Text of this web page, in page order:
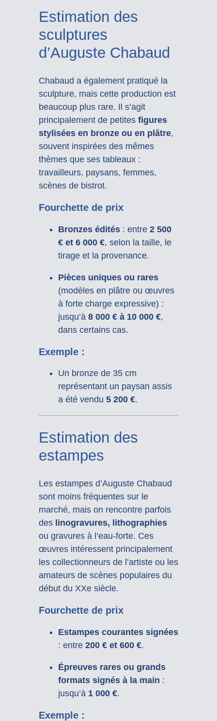
Estimation des
sculptures
d’Auguste Chabaud
Chabaud a également pratiqué la
sculpture, mais cette production est
beaucoup plus rare. Il s’agit
principalement de petites figures
stylisées en bronze ou en plâtre,
souvent inspirées des mêmes
thèmes que ses tableaux :
travailleurs, paysans, femmes,
scènes de bistrot.
Fourchette de prix
Bronzes édités: entre 2 500
€ et 6 000 €, selon la taille, le
tirage et la provenance.
Pièces uniques ou rares
(modèles en plâtre ou œuvres
à forte charge expressive) :
jusqu’à 8 000 € à 10 000 €,
dans certains cas.
Exemple :
Un bronze de 35 cm
représentant un paysan assis
a été vendu 5 200 €.
Estimation des
estampes
Les estampes d’Auguste Chabaud
sont moins fréquentes sur le
marché, mais on rencontre parfois
des linogravures, lithographies
ou gravures à l’eau-forte. Ces
œuvres intéressent principalement
les collectionneurs de l’artiste ou les
amateurs de scènes populaires du
début du XXe siècle.
Fourchette de prix
Estampes courantes signées
: entre 200 € et 600 €.
Épreuves rares ou grands
formats signés à la main :
jusqu’à 1 000 €.
Exemple :